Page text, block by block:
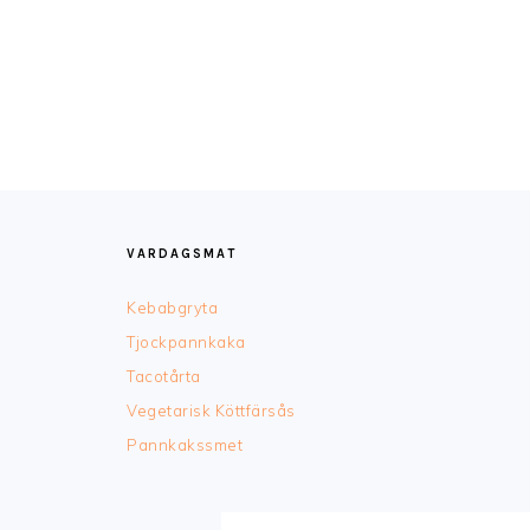
VARDAGSMAT
Kebabgryta
Tjockpannkaka
Tacotårta
Vegetarisk Köttfärsås
Pannkakssmet